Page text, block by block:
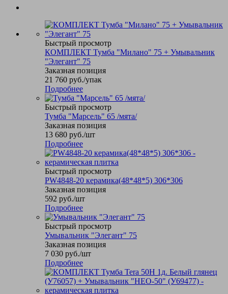
Быстрый просмотр
КОМПЛЕКТ Тумба "Милано" 75 + Умывальник
"Элегант" 75
Заказная позиция
21 760 руб./упак
Подробнее
Быстрый просмотр
Тумба "Марсель" 65 /мята/
Заказная позиция
13 680 руб./шт
Подробнее
Быстрый просмотр
PW4848-20 керамика(48*48*5) 306*306
Заказная позиция
592 руб./шт
Подробнее
Быстрый просмотр
Умывальник "Элегант" 75
Заказная позиция
7 030 руб./шт
Подробнее